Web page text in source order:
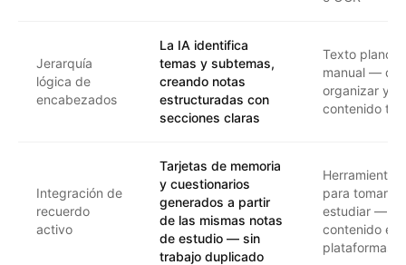
Jerarquía
lógica de
encabezados
La IA identifica
temas y subtemas,
creando notas
estructuradas con
secciones claras
Texto plano
manual —
organizar y
contenido tú
Integración de
recuerdo
activo
Tarjetas de memoria
y cuestionarios
generados a partir
de las mismas notas
de estudio — sin
trabajo duplicado
para tomar
estudiar —
contenido
plataformas